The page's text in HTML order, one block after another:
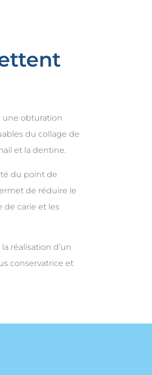
une obturation
du collage de
et la dentine.
du point de
de réduire le
de carie et les
réalisation d’un
conservatrice et